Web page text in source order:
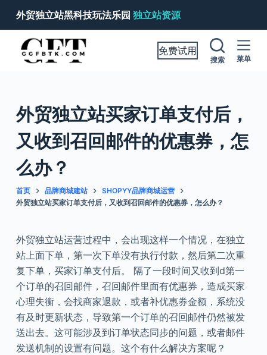
跳
过
内
外贸独立站黑科技玩法乐园 独立站资源
免费试用
搜索 菜单
外贸独立站买家订单支付后，
又收到召回邮件的优惠券，怎
么办？
首页 品牌商城建站
SHOPYY品牌商城运营
外贸独立站买家订单支付后，又收到召回邮件的优惠券，怎么办？
外贸独立站运营过程中，会出现这样一个情况，在独立
站上面下单，第一次下单没有执行付款，然后第二次重
复下单，买家订单支付后。 隔了一段时间又收到d第一
个订单的召回邮件，召回邮件里面有优惠券，造成买家
心理失衡，会找商家退款，或者补优惠券金额，系统没
有及时更新状态，导致第一个订单的召回邮件仍然被发
送出去。这可能涉及到订单状态同步的问题，或者邮件
发送机制的设置有问题。这个有什么解决方案呢？